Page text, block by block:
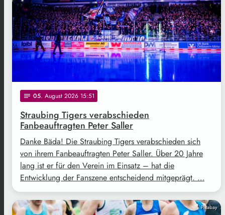
notes 05. August 2026 15:51
Straubing Tigers verabschieden
Fanbeauftragten Peter Saller
Danke Bäda! Die Straubing Tigers verabschieden sich
von ihrem Fanbeauftragten Peter Saller. Über 20 Jahre
lang ist er für den Verein im Einsatz – hat die
Entwicklung der Fanszene entscheidend mitgeprägt. …
Pixabay